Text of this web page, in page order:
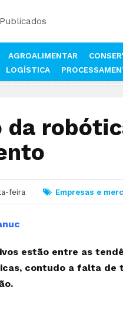
AGROALIMENTAR
LOGÍSTICA
da
feira Empresas e
estão entre as
contudo a falta de